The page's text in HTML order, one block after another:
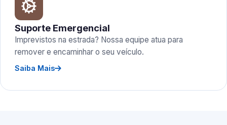
Suporte Emergencial
Imprevistos na estrada? Nossa equipe atua para
remover e encaminhar o seu veículo.
Saiba Mais